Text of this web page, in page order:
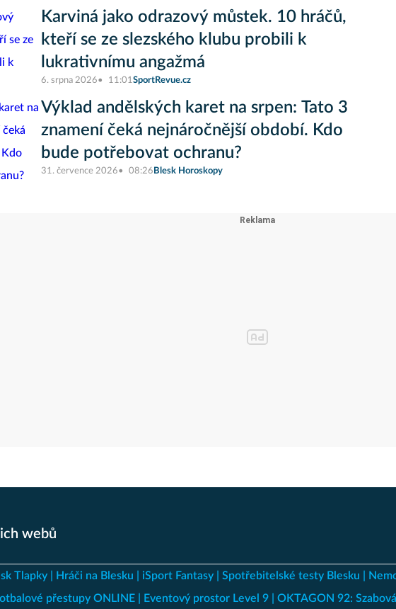
Karviná jako odrazový můstek. 10 hráčů,
kteří se ze slezského klubu probili k
lukrativnímu angažmá
6. srpna 2026 11:01SportRevue.cz
Výklad andělských karet na srpen: Tato 3
znamení čeká nejnáročnější období. Kdo
bude potřebovat ochranu?
31. července 2026 08:26 Blesk Horoskopy
webů
Tlapky Hráči na Blesku iSport Fantasy Spotřebitelské testy Blesku
přestupy ONLINE Eventový prostor Level 9 OKTAGON 92: